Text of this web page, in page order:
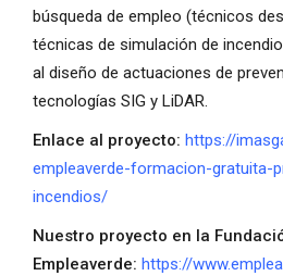
búsqueda de empleo (técnicos
técnicas de simulación de
al diseño de actuaciones de
tecnologías SIG y LiDAR.
Enlace al proyecto: https://
empleaverde-formacion-gratuita-
incendios/
Nuestro proyecto en la
Empleaverde: https://